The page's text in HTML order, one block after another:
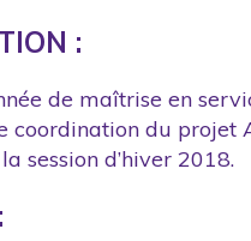
:
de maîtrise en
coordination du projet
session d’hiver 2018.